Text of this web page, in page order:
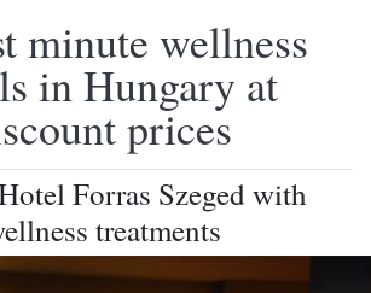
minute wellness
in Hungary at
prices
Forras Szeged with
treatments